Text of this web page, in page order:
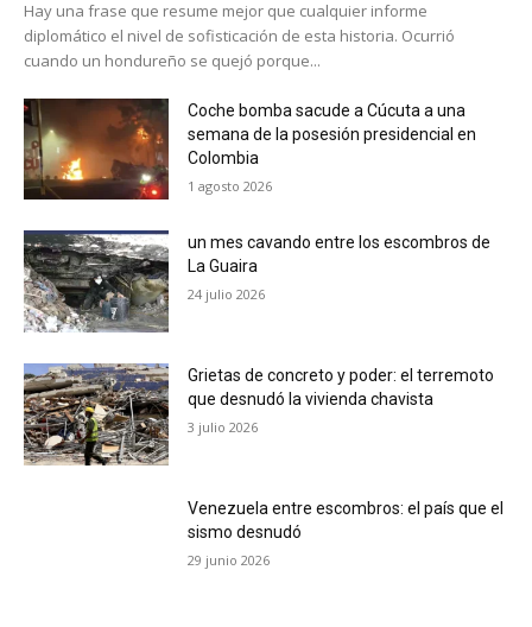
Hay una frase que resume mejor que cualquier informe
diplomático el nivel de sofisticación de esta historia. Ocurrió
cuando un hondureño se quejó porque...
Coche bomba sacude a Cúcuta a una
semana de la posesión presidencial en
Colombia
1 agosto 2026
un mes cavando entre los escombros de
La Guaira
24 julio 2026
Grietas de concreto y poder: el terremoto
que desnudó la vivienda chavista
3 julio 2026
Venezuela entre escombros: el país que el
sismo desnudó
29 junio 2026